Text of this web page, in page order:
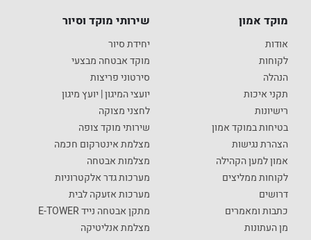
מוקד אמון
אודות
לקוחות
הנהלה
תקני איכות
רישיונות
בטיחות במוקד אמון
הצהרת נגישות
אמון למען הקהילה
לקוחות ממליצים
דרושים
כתבות ומאמרים
מן העתונות
שירותי מוקד וסיור
יחידת סיור
מוקד אבטחה מבצעי
סירטוני פריצות
יועצי המיגון | יועץ מיגון
לחצני מצוקה
שירותי מוקד צופה
מצלמת אינטרקום חכמה
מצלמות אבטחה
מערכות גדר אלקטרוניות
מערכות אזעקה לבית
מתקן אבטחה נייד E-TOWER
מצלמת אנליטיקה